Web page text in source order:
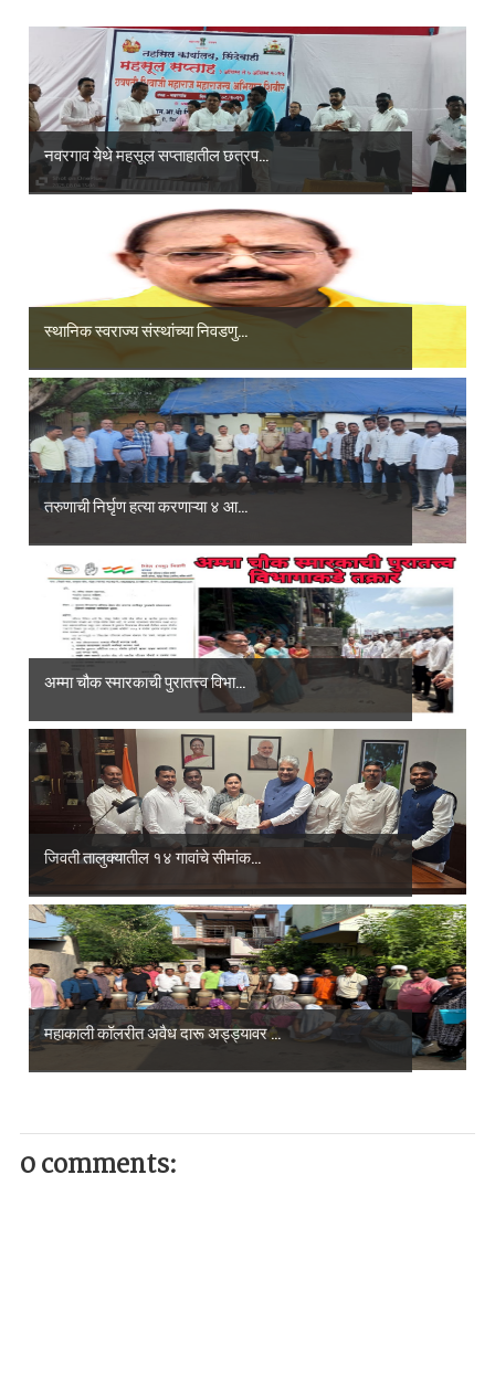
नवरगाव येथे महसूल सप्ताहातील छत्रप...
स्थानिक स्वराज्य संस्थांच्या निवडणु...
तरुणाची निर्घृण हत्या करणाऱ्या ४ आ...
अम्मा चौक स्मारकाची पुरातत्त्व विभा...
जिवती तालुक्यातील १४ गावांचे सीमांक...
महाकाली कॉलरीत अवैध दारू अड्ड्यावर ...
0 comments: